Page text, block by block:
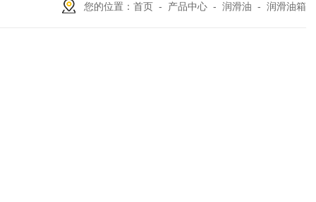
您的位置： 首页 - 产品中心 - 润滑油 - 润滑油箱